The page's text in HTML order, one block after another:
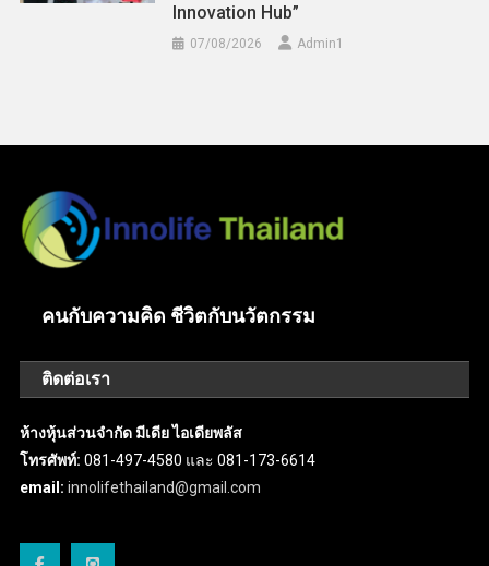
Innovation Hub”
07/08/2026 Admin​1
คนกับความคิด ชีวิตกับนวัตกรรม
ติดต่อเรา
ห้างหุ้นส่วนจำกัด มีเดีย ไอเดียพลัส
โทรศัพท์: 081-497-4580 และ 081-173-6614
email: innolifethailand@gmail.com